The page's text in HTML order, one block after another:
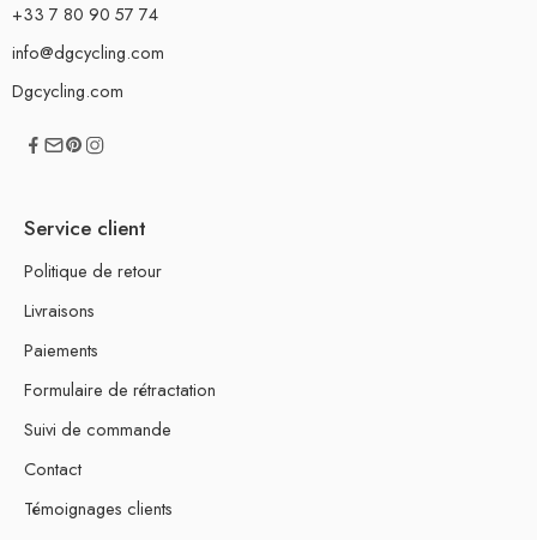
+33 7 80 90 57 74
info@dgcycling.com
Dgcycling.com
Service client
Politique de retour
Livraisons
Paiements
Formulaire de rétractation
Suivi de commande
Contact
Témoignages clients